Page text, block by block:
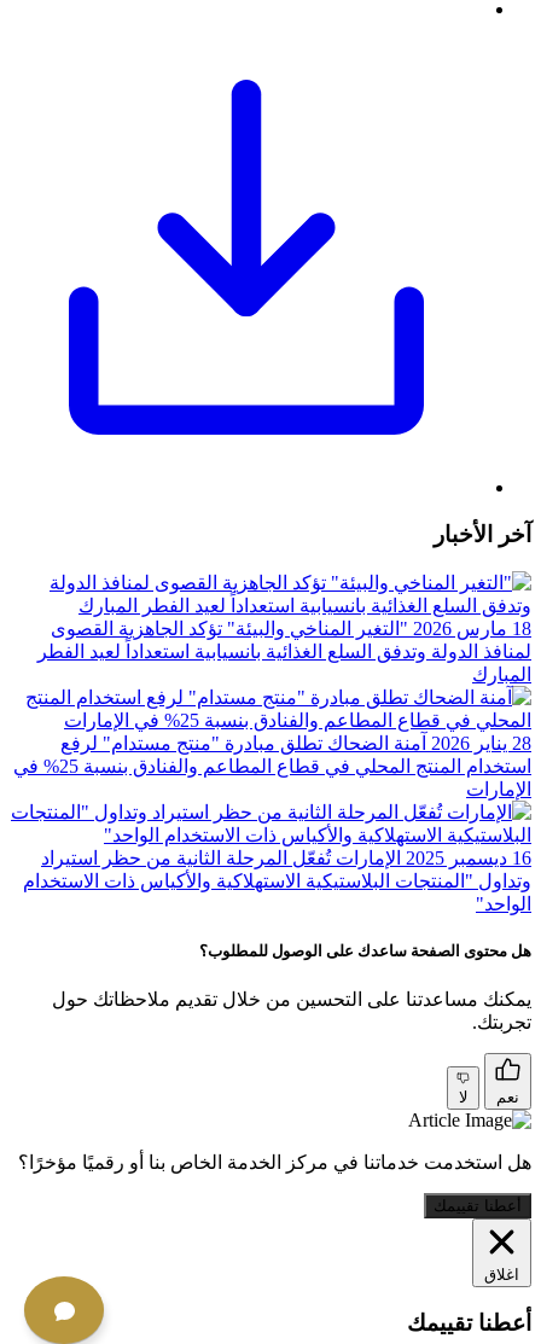
آخر الأخبار
18 مارس 2026
"التغير المناخي والبيئة" تؤكد الجاهزية القصوى
لمنافذ الدولة وتدفق السلع الغذائية بانسيابية استعداداً لعيد الفطر
المبارك
28 يناير 2026
آمنة الضحاك تطلق مبادرة "منتج مستدام" لرفع
استخدام المنتج المحلي في قطاع المطاعم والفنادق بنسبة 25%؜ في
الإمارات
16 ديسمبر 2025
الإمارات تُفعّل المرحلة الثانية من حظر استيراد
وتداول "المنتجات البلاستيكية الاستهلاكية والأكياس ذات الاستخدام
الواحد"
هل محتوى الصفحة ساعدك على الوصول للمطلوب؟
يمكنك مساعدتنا على التحسين من خلال تقديم ملاحظاتك حول
تجربتك.
نعم لا
هل استخدمت خدماتنا في مركز الخدمة الخاص بنا أو رقميًا مؤخرًا؟
أعطنا تقييمك
اغلاق
أعطنا تقييمك